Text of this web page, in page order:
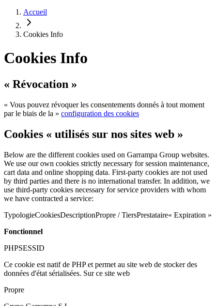
Accueil
Cookies Info
Cookies Info
« Révocation »
« Vous pouvez révoquer les consentements donnés à tout moment
par le biais de la » configuration des cookies
Cookies « utilisés sur nos sites web »
Below are the different cookies used on Garrampa Group websites.
We use our own cookies strictly necessary for session maintenance,
cart data and online shopping data. First-party cookies are not used
by third parties and there is no international transfer. In addition, we
use third-party cookies necessary for service providers with whom
we have contracted a service:
TypologieCookiesDescriptionPropre / TiersPrestataire« Expiration »
Fonctionnel
PHPSESSID
Ce cookie est natif de PHP et permet au site web de stocker des
données d'état sérialisées. Sur ce site web
Propre